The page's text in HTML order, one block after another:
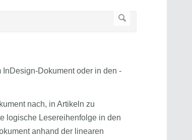
Dokument oder in den -
nach, in Artikeln zu
logische Lesereihenfolge in den
anhand der linearen